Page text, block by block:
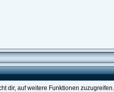
dir, auf weitere Funktionen